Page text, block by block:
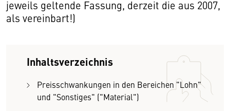
jeweils geltende Fassung, derzeit die aus 2007,
als vereinbart!)
Inhaltsverzeichnis
Preisschwankungen in den Bereichen "Lohn"
und "Sonstiges" ("Material")